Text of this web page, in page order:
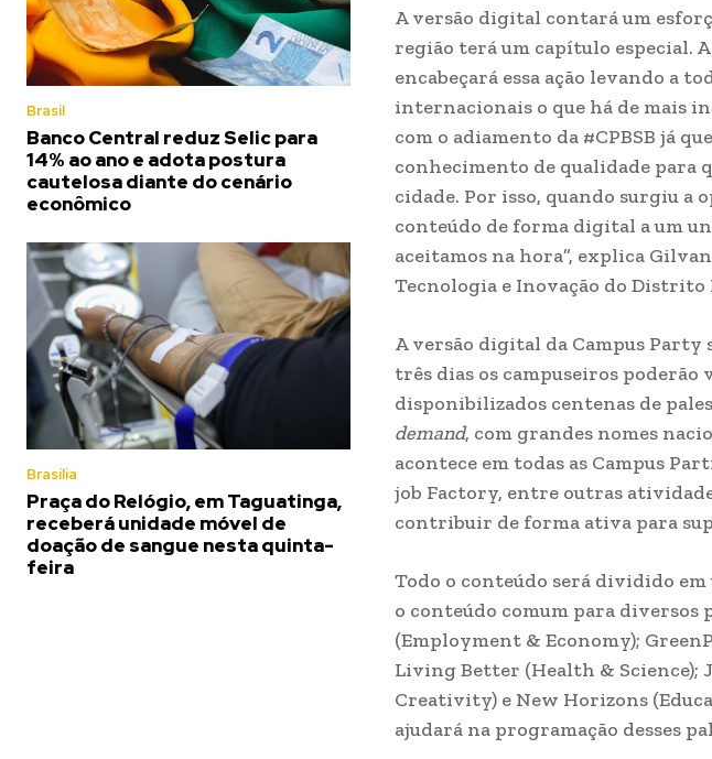
Brasil
Banco Central reduz Selic para
14% ao ano e adota postura
cautelosa diante do cenário
econômico
Brasília
Praça do Relógio, em Taguatinga,
receberá unidade móvel de
doação de sangue nesta quinta-
feira
A versão digital contará um
região terá um capítulo especial.
encabeçará essa ação levando a
internacionais o que há de mais
com o adiamento da #CPBSB já
conhecimento de qualidade para
cidade. Por isso, quando surgiu a
conteúdo de forma digital a um
aceitamos na hora”, explica
Tecnologia e Inovação do Distrito
A versão digital da Campus
três dias os campuseiros
disponibilizados centenas de
demand, com grandes nomes
acontece em todas as Campus
job Factory, entre outras
contribuir de forma ativa para
Todo o conteúdo será dividido
o conteúdo comum para diversos
(Employment & Economy);
Living Better (Health &
Creativity) e New Horizons
ajudará na programação desses